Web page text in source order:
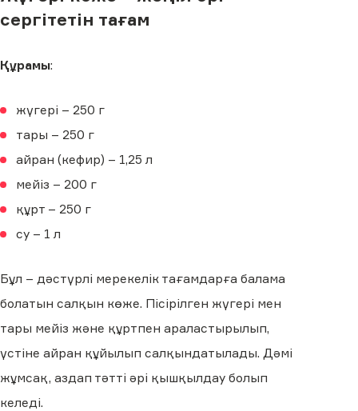
сергітетін тағам
Құрамы:
жүгері – 250 г
тары – 250 г
айран (кефир) – 1,25 л
мейіз – 200 г
құрт – 250 г
су – 1 л
Бұл – дәстүрлі мерекелік тағамдарға балама
болатын салқын көже. Пісірілген жүгері мен
тары мейіз және құртпен араластырылып,
үстіне айран құйылып салқындатылады. Дәмі
жұмсақ, аздап тәтті әрі қышқылдау болып
келеді.